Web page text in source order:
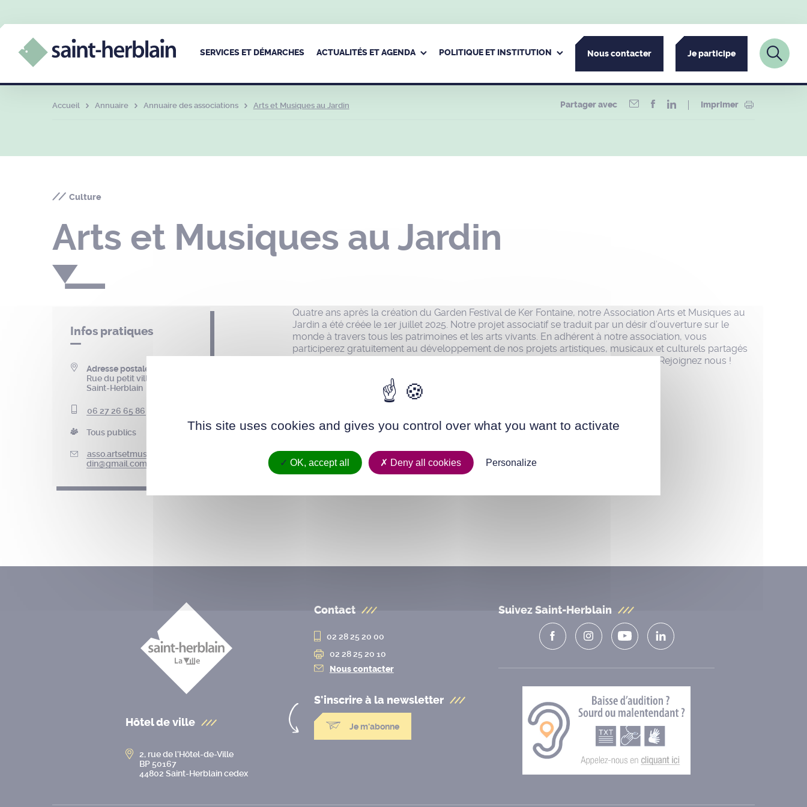
SERVICES ET DÉMARCHES ACTUALITÉS ET AGENDA POLITIQUE ET INSTITUTION Nous contacter Je participe
Accueil Annuaire Annuaire des associations Arts et Musiques au Jardin Partager avec Imprimer
Culture
Arts et Musiques au Jardin
Infos pratiques
Adresse postale du siège
Rue du petit village, 44800
Saint-Herblain
06 27 26 65 86
Tous publics
asso.artsetmusiquesaujar
din@gmail.com
Quatre ans après la création du Garden Festival de Ker Fontaine, notre Association Arts et Musiques au
Jardin a été créée le 1er juillet 2025. Notre projet associatif se traduit par un désir d’ouverture sur le
monde à travers tous les patrimoines et les arts vivants. En adhérent à notre association, vous
participerez gratuitement au développement de nos projets artistiques, musicaux et culturels partagés
au service des habitants du territoire, des amis artistes et musiciens dans un jardin. Rejoignez nous !
Hôtel de ville
2, rue de l’Hôtel-de-Ville
BP 50167
44802 Saint-Herblain cedex
Contact
02 28 25 20 00
02 28 25 20 10
Nous contacter
S'inscrire à la newsletter
Je m'abonne
Suivez Saint-Herblain
This site uses cookies and gives you control over what you want to activate
OK, accept all Deny all cookies Personalize